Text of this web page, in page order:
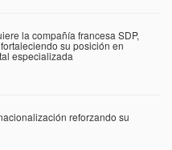
la compañía francesa SDP,
su posición en
especializada
reforzando su